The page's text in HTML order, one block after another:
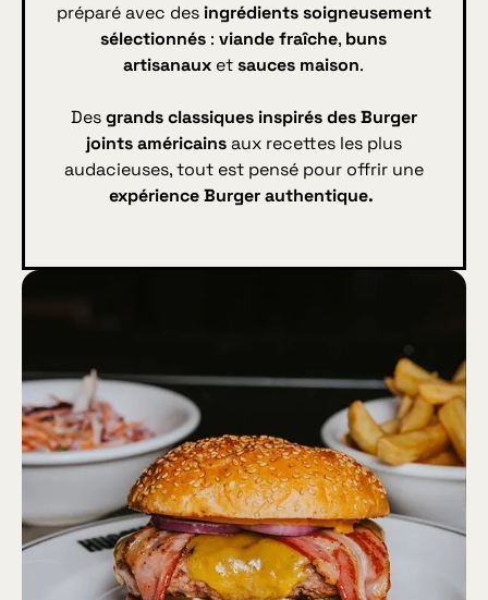
préparé avec des ingrédients soigneusement
sélectionnés :viande fraîche, buns
artisanaux etsauces maison.
Desgrands classiques inspirés des Burger
joints américainsaux recettes les plus
audacieuses, tout est pensé pour offrir une
expérience Burger authentique.